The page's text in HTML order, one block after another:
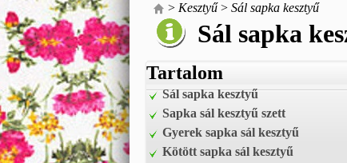
> Kesztyű> Sál sapka kesztyű
Sál sapka
Tartalom
Sál sapka kesztyű
Sapka sál kesztyű szett
Gyerek sapka sál kesztyű
Kötött sapka sál kesztyű